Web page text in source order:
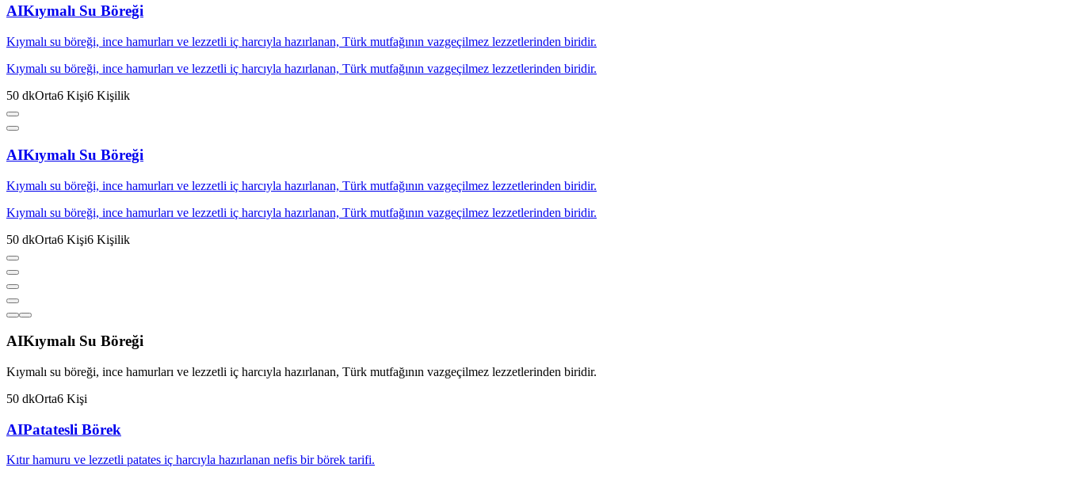
AIKıymalı Su Böreği
Kıymalı su böreği, ince hamurları ve lezzetli iç harcıyla hazırlanan, Türk mutfağının vazgeçilmez lezzetlerinden biridir.
Kıymalı su böreği, ince hamurları ve lezzetli iç harcıyla hazırlanan, Türk mutfağının vazgeçilmez lezzetlerinden biridir.
50 dkOrta6 Kişi6 Kişilik
AIKıymalı Su Böreği
Kıymalı su böreği, ince hamurları ve lezzetli iç harcıyla hazırlanan, Türk mutfağının vazgeçilmez lezzetlerinden biridir.
Kıymalı su böreği, ince hamurları ve lezzetli iç harcıyla hazırlanan, Türk mutfağının vazgeçilmez lezzetlerinden biridir.
50 dkOrta6 Kişi6 Kişilik
AIKıymalı Su Böreği
Kıymalı su böreği, ince hamurları ve lezzetli iç harcıyla hazırlanan, Türk mutfağının vazgeçilmez lezzetlerinden biridir.
50 dkOrta6 Kişi
AIPatatesli Börek
Kıtır hamuru ve lezzetli patates iç harcıyla hazırlanan nefis bir börek tarifi.